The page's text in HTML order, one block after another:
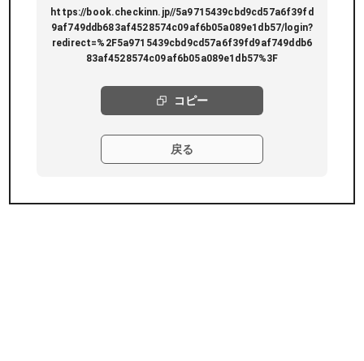
https://book.checkinn.jp//5a9715439cbd9cd57a6f39fd
9af749ddb683af4528574c09af6b05a089e1db57/login?
redirect=%2F5a9715439cbd9cd57a6f39fd9af749ddb6
83af4528574c09af6b05a089e1db57%3F
コピー
戻る